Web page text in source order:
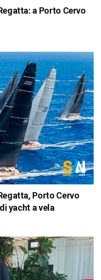
a Porto Cervo
Porto Cervo
yacht a vela